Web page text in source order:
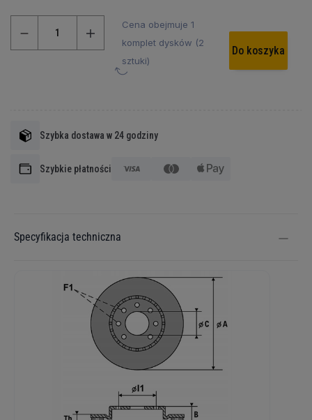
Cena obejmuje 1
komplet dysków (2
sztuki)
Do koszyka
Szybka dostawa w 24 godziny
Szybkie płatności
Specyfikacja techniczna